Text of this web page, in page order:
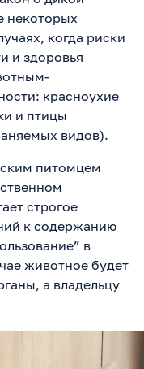
некоторых
когда риски
и здоровья
красноухие
и птицы
видов).
питомцем
строгое
к содержанию
в
животное будет
а владельцу